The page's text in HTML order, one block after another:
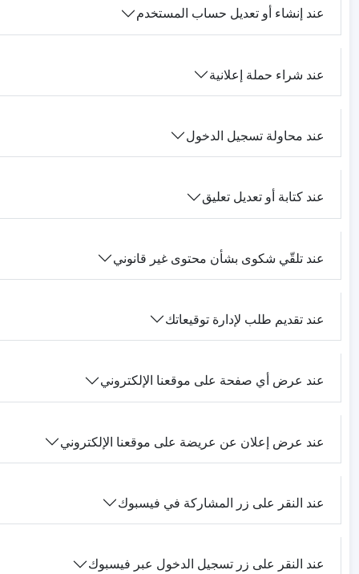
عند إنشاء أو تعديل حساب المستخدم
عند شراء حملة إعلانية
عند محاولة تسجيل الدخول
عند كتابة أو تعديل تعليق
عند تلقّي شكوى بشأن محتوى غير قانوني
عند تقديم طلب لإدارة توقيعاتك
عند عرض أي صفحة على موقعنا الإلكتروني
عند عرض إعلان عن عريضة على موقعنا الإلكتروني
عند النقر على زر المشاركة في فيسبوك
عند النقر على زر تسجيل الدخول عبر فيسبوك